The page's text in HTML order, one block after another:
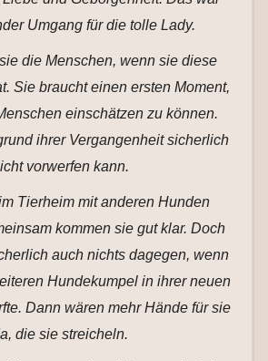
Umgang für die tolle Lady.
die Menschen, wenn sie diese
Sie braucht einen ersten Moment,
einschätzen zu können.
ihrer Vergangenheit sicherlich
vorwerfen kann.
Tierheim mit anderen Hunden
kommen sie gut klar. Doch
auch nichts dagegen, wenn
Hundekumpel in ihrer neuen
Dann wären mehr Hände für sie
die sie streicheln.